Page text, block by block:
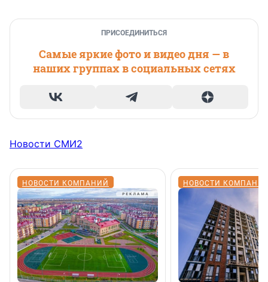
ПРИСОЕДИНИТЬСЯ
Самые яркие фото и видео дня — в
наших группах в социальных сетях
Новости СМИ2
НОВОСТИ КОМПАНИЙ НОВОСТИ